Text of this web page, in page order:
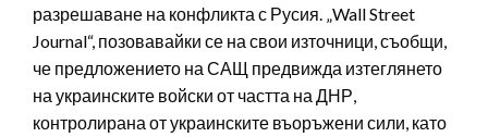
разрешаване на конфликта с Русия. „Wall Street
Journal“, позовавайки се на свои източници, съобщи,
че предложението на САЩ предвижда изтеглянето
на украинските войски от частта на ДНР,
контролирана от украинските въоръжени сили, като